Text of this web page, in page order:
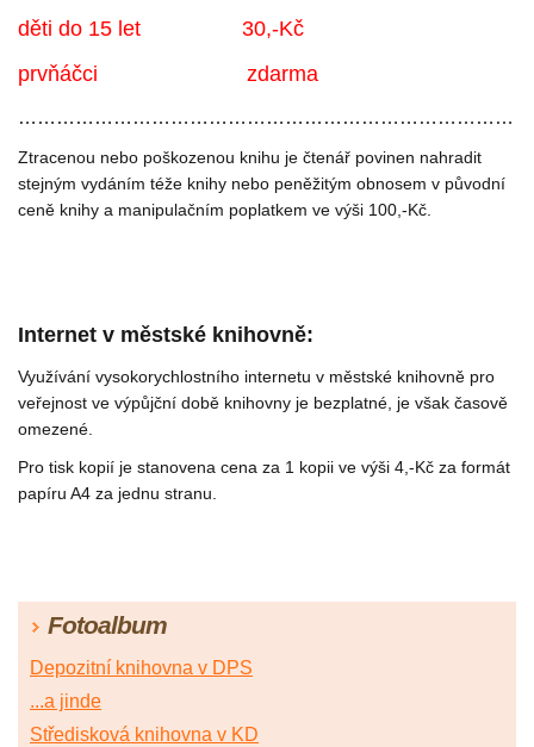
děti do 15 let 30,-Kč
prvňáčci zdarma
Ztracenou nebo poškozenou knihu je čtenář povinen nahradit
stejným vydáním téže knihy nebo peněžitým obnosem v původní
ceně knihy a manipulačním poplatkem ve výši 100,-Kč.
Internet v městské knihovně:
Využívání vysokorychlostního internetu v městské knihovně pro
veřejnost ve výpůjční době knihovny je bezplatné, je však časově
omezené.
Pro tisk kopií je stanovena cena za 1 kopii ve výši 4,-Kč za formát
papíru A4 za jednu stranu.
Fotoalbum
Depozitní knihovna v DPS
...a jinde
Středisková knihovna v KD